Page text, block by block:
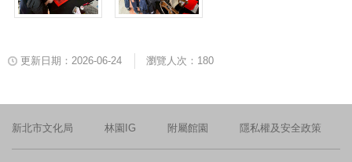
更新日期：2026-06-24 瀏覽人次：180
新北市文化局 林園IG 附屬館園 隱私權及安全政策